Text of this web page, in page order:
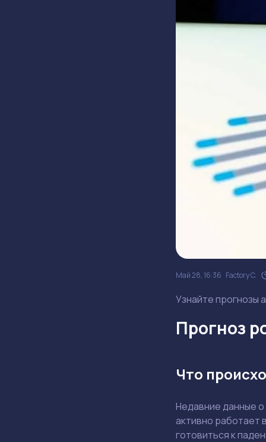
Май 28, 16:36 Factory C.
Узнайте прогнозы
Прогноз
Что
Недавние данные
активно работает
готовиться к